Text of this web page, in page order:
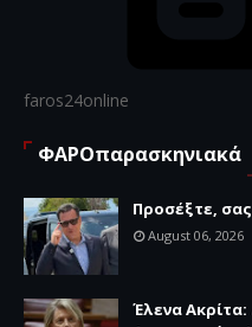
faros24online
ΦΑΡΟπαρασκηνιακά
Προσέξτε,
August 06, 2026
Έλενα